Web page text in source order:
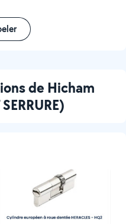
de Hicham